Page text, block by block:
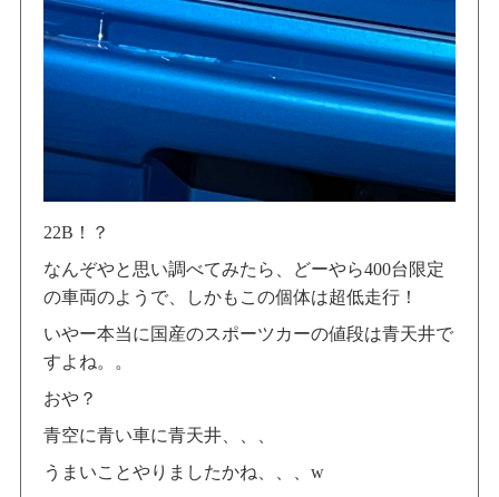
22B！？
なんぞやと思い調べてみたら、どーやら400台限定
の車両のようで、しかもこの個体は超低走行！
いやー本当に国産のスポーツカーの値段は青天井で
すよね。。
おや？
青空に青い車に青天井、、、
うまいことやりましたかね、、、w